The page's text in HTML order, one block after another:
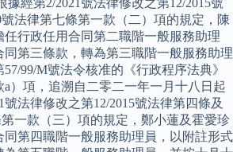
據經第2/2021號法律修改之第12/2015號
法律第七條第一款（二）項的規定，陳
行政任用合同第二職階一般服務助理
同第三條款，轉為第三職階一般服務助理
99/M號法令核准的《行政程序法典》
）項，追溯自二零二一年一月十八日起
法律修改之第12/2015號法律第四條及
一款（三）項的規定，鄭小蓮及霍愛珍
第四職階一般服務助理員，以附註形式